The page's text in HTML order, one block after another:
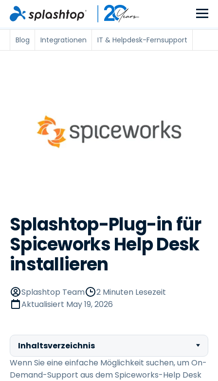
Blog Integrationen IT & Helpdesk-Fernsupport
Splashtop-Plug-in für
Spiceworks Help Desk
installieren
Splashtop Team
2 Minuten Lesezeit
Aktualisiert May 19, 2026
Inhaltsverzeichnis
Wenn Sie eine einfache Möglichkeit suchen, um On-
Demand-Support aus dem Spiceworks-Help Desk